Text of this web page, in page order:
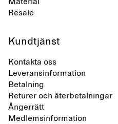
Resale
Kundtjänst
Kontakta oss
Leveransinformation
Betalning
Returer och återbetalningar
Ångerrätt
Medlemsinformation